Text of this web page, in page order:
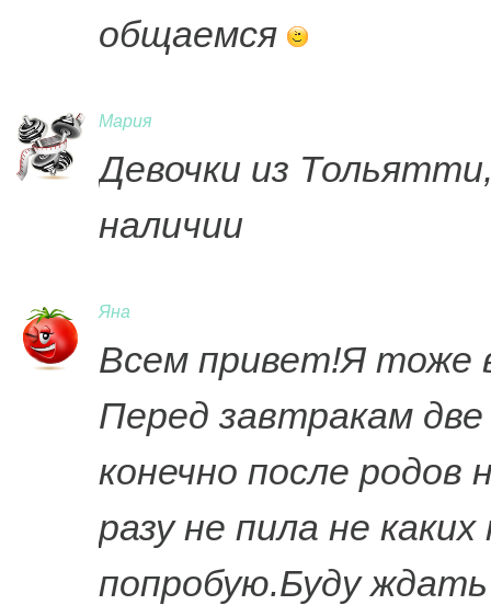
общаемся
Мария
Девочки из
наличии
Яна
Всем привет!Я тоже
Перед завтракам
конечно после родов
разу не пила не
попробую.Буду